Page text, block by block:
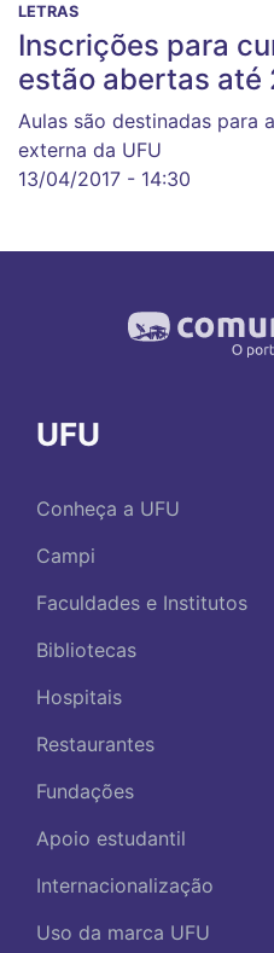
LETRAS
Inscrições para
estão abertas até
Aulas são destinadas para
externa da UFU
13/04/2017 - 14:30
UFU
Conheça a UFU
Campi
Faculdades e Institutos
Bibliotecas
Hospitais
Restaurantes
Fundações
Apoio estudantil
Internacionalização
Uso da marca UFU